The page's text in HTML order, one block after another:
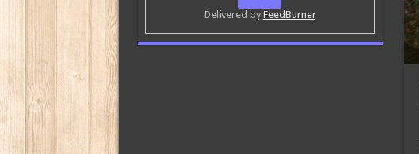
Delivered by FeedBurner